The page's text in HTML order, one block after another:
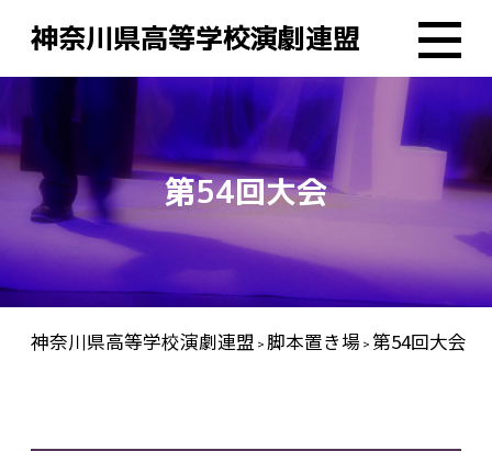
神奈川県高等学校演劇連盟
第54回大会
神奈川県高等学校演劇連盟 > 脚本置き場 > 第54回大会